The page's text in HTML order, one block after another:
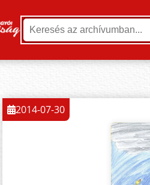
2014-07-30